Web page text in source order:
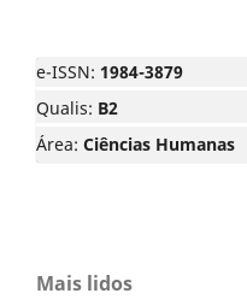
e-ISSN: 1984-3879
Qualis: B2
Área: Ciências Humanas
Mais lidos